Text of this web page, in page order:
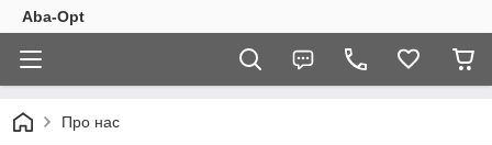
Aba-Opt
Про нас